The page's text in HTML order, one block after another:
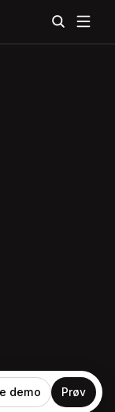
demo Prøv